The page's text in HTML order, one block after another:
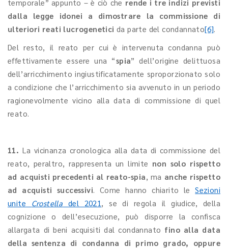
temporale” appunto – è ciò che rende i tre indizi previsti
dalla legge
idonei a dimostrare la commissione di
ulteriori reati lucrogenetici da parte del condannato[6].
Del resto, il reato per cui è intervenuta condanna può
effettivamente essere una “spia” dell’origine delittuosa
dell’arricchimento ingiustificatamente sproporzionato solo
a condizione che l’arricchimento sia avvenuto in un periodo
ragionevolmente vicino alla data di commissione di quel
reato.
11. La vicinanza cronologica alla data di commissione del
reato, peraltro, rappresenta un limite non solo rispetto
ad acquisti precedenti al reato-spia, ma anche rispetto
ad acquisti successivi. Come hanno chiarito leSezioni
unite Crostella del 2021 , se di regola il giudice, della
cognizione o dell’esecuzione, può disporre la confisca
allargata di beni acquisiti dal condannato fino alla data
della sentenza di condanna di primo grado, oppure